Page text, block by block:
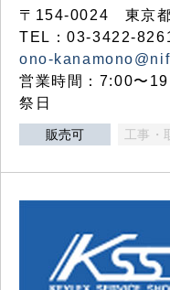
〒154-0024 東京
TEL：03-3422-
ono-
営業時間：7:00〜
祭日
販売可 工事・